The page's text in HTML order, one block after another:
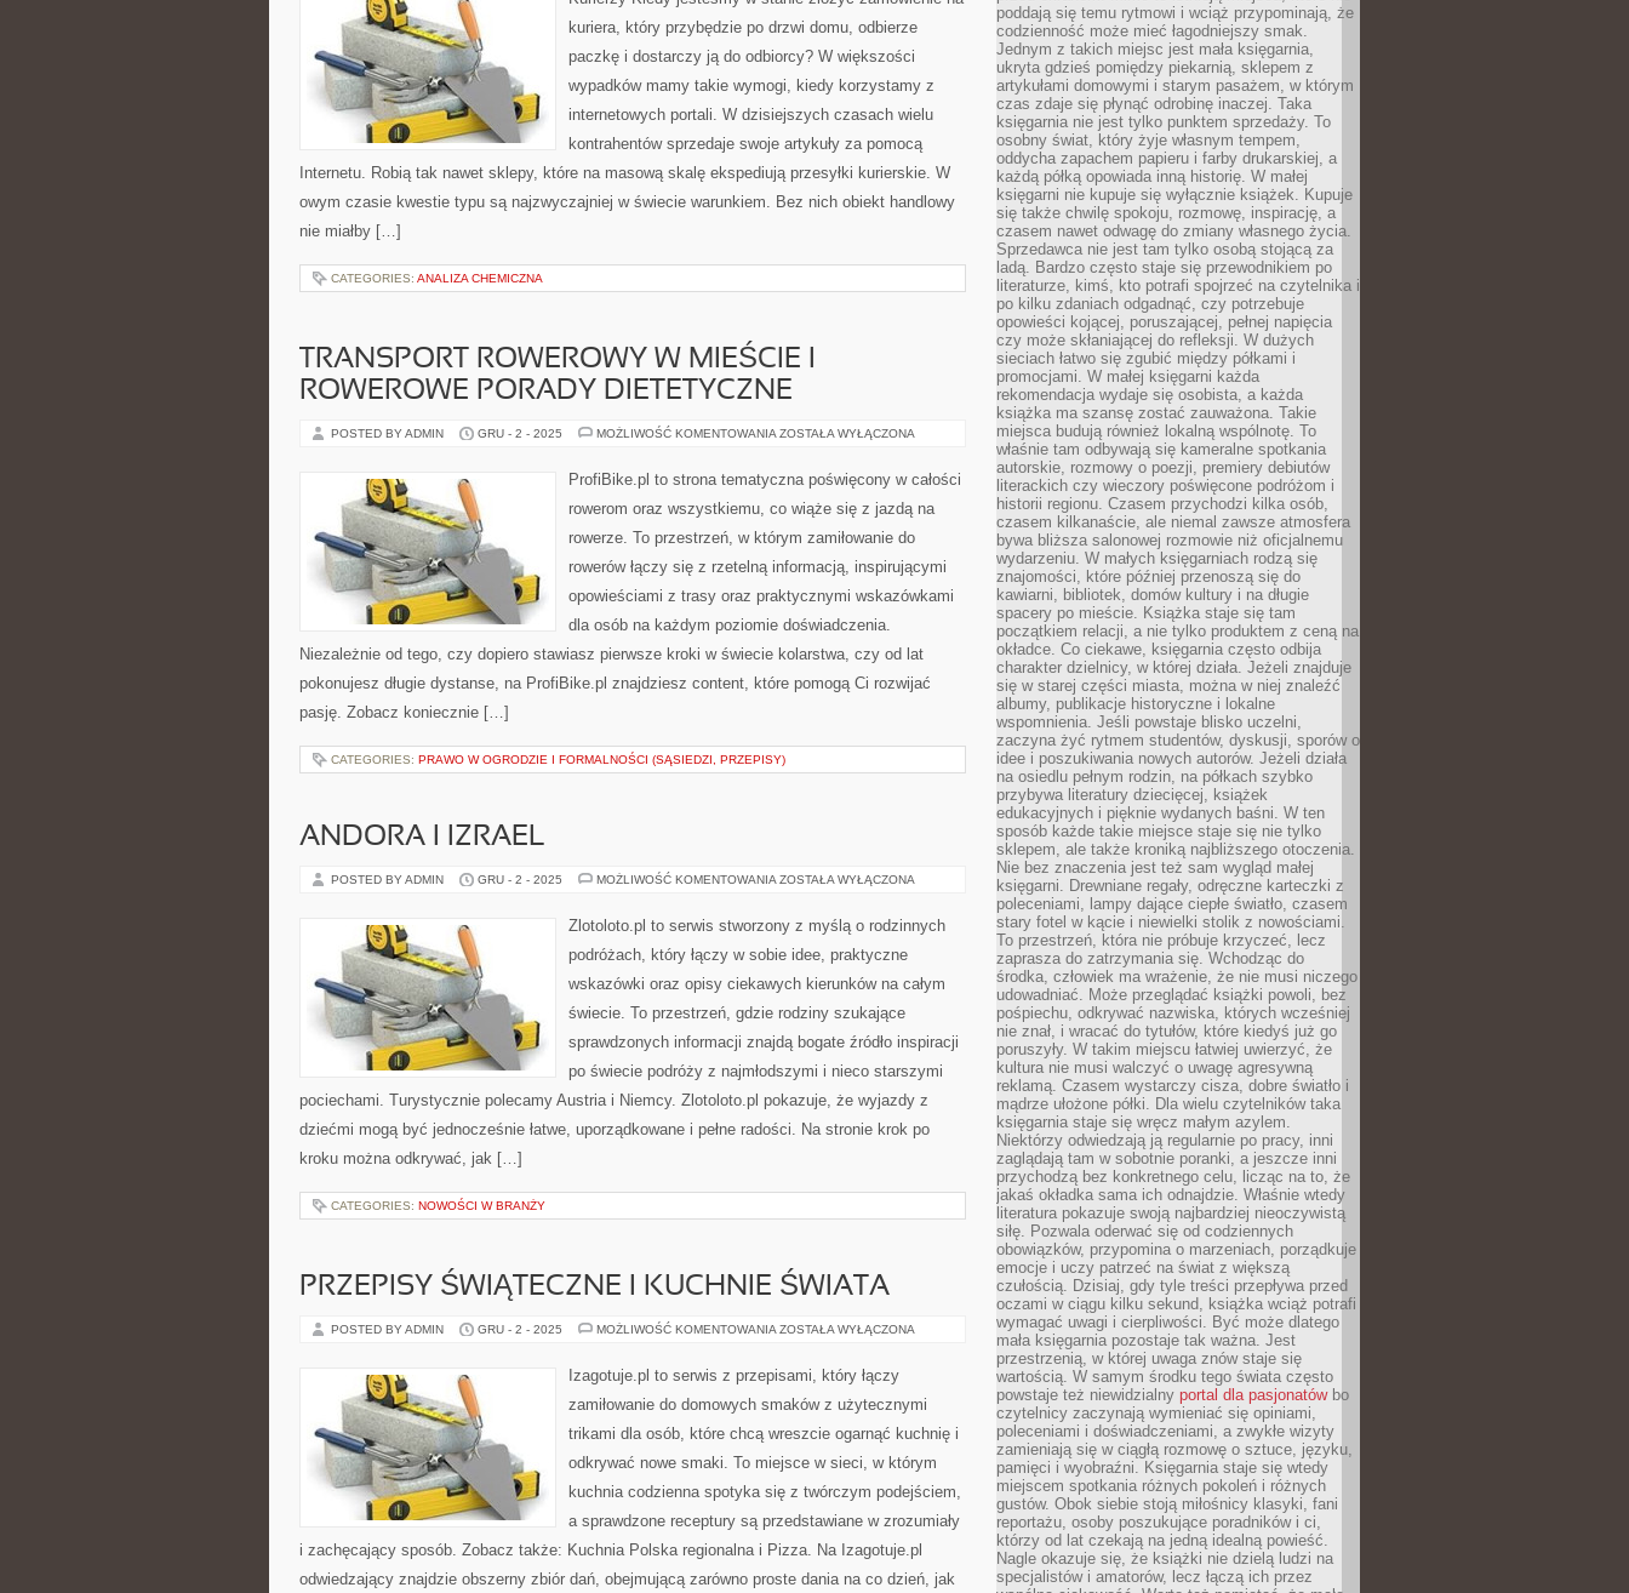
kuriera, który przybędzie po drzwi domu, odbierze
paczkę i dostarczy ją do odbiorcy? W większości
wypadków mamy takie wymogi, kiedy korzystamy z
internetowych portali. W dzisiejszych czasach wielu
kontrahentów sprzedaje swoje artykuły za pomocą
Internetu. Robią tak nawet sklepy, które na masową skalę ekspediują przesyłki kurierskie. W
owym czasie kwestie typu są najzwyczajniej w świecie warunkiem. Bez nich obiekt handlowy
nie miałby […]
CATEGORIES: ANALIZA CHEMICZNA
TRANSPORT ROWEROWY W MIEŚCIE I
ROWEROWE PORADY DIETETYCZNE
POSTED BY ADMIN GRU - 2 - 2025 MOŻLIWOŚĆ KOMENTOWANIA TRANSPORT
MIEŚCIE
I
PORADY
ZOSTAŁA WYŁĄCZONA
ProfiBike.pl to strona tematyczna poświęcony w całości
rowerom oraz wszystkiemu, co wiąże się z jazdą na
rowerze. To przestrzeń, w którym zamiłowanie do
rowerów łączy się z rzetelną informacją, inspirującymi
opowieściami z trasy oraz praktycznymi wskazówkami
dla osób na każdym poziomie doświadczenia.
Niezależnie od tego, czy dopiero stawiasz pierwsze kroki w świecie kolarstwa, czy od lat
pokonujesz długie dystanse, na ProfiBike.pl znajdziesz content, które pomogą Ci rozwijać
pasję. Zobacz koniecznie […]
CATEGORIES: PRAWO W OGRODZIE I FORMALNOŚCI (SĄSIEDZI, PRZEPISY)
ANDORA I IZRAEL
POSTED BY ADMIN GRU - 2 - 2025 MOŻLIWOŚĆ KOMENTOWANIA ANDORA
ZOSTAŁA WYŁĄCZONA
Zlotoloto.pl to serwis stworzony z myślą o rodzinnych
podróżach, który łączy w sobie idee, praktyczne
wskazówki oraz opisy ciekawych kierunków na całym
świecie. To przestrzeń, gdzie rodziny szukające
sprawdzonych informacji znajdą bogate źródło inspiracji
po świecie podróży z najmłodszymi i nieco starszymi
pociechami. Turystycznie polecamy Austria i Niemcy. Zlotoloto.pl pokazuje, że wyjazdy z
dziećmi mogą być jednocześnie łatwe, uporządkowane i pełne radości. Na stronie krok po
kroku można odkrywać, jak […]
CATEGORIES: NOWOŚCI W BRANŻY
PRZEPISY ŚWIĄTECZNE I KUCHNIE ŚWIATA
POSTED BY ADMIN GRU - 2 - 2025 MOŻLIWOŚĆ KOMENTOWANIA PRZEPISY
KUCHNIE
ŚWIATA
ZOSTAŁA WYŁĄCZONA
Izagotuje.pl to serwis z przepisami, który łączy
zamiłowanie do domowych smaków z użytecznymi
trikami dla osób, które chcą wreszcie ogarnąć kuchnię i
odkrywać nowe smaki. To miejsce w sieci, w którym
kuchnia codzienna spotyka się z twórczym podejściem,
a sprawdzone receptury są przedstawiane w zrozumiały
i zachęcający sposób. Zobacz także: Kuchnia Polska regionalna i Pizza. Na Izagotuje.pl
odwiedzający znajdzie obszerny zbiór dań, obejmującą zarówno proste dania na co dzień, jak
poddają się temu rytmowi i wciąż przypominają, że
codzienność może mieć łagodniejszy smak.
Jednym z takich miejsc jest mała księgarnia,
ukryta gdzieś pomiędzy piekarnią, sklepem z
artykułami domowymi i starym pasażem, w którym
czas zdaje się płynąć odrobinę inaczej. Taka
księgarnia nie jest tylko punktem sprzedaży. To
osobny świat, który żyje własnym tempem,
oddycha zapachem papieru i farby drukarskiej, a
każdą półką opowiada inną historię. W małej
księgarni nie kupuje się wyłącznie książek. Kupuje
się także chwilę spokoju, rozmowę, inspirację, a
czasem nawet odwagę do zmiany własnego życia.
Sprzedawca nie jest tam tylko osobą stojącą za
ladą. Bardzo często staje się przewodnikiem po
literaturze, kimś, kto potrafi spojrzeć na czytelnika i
po kilku zdaniach odgadnąć, czy potrzebuje
opowieści kojącej, poruszającej, pełnej napięcia
czy może skłaniającej do refleksji. W dużych
sieciach łatwo się zgubić między półkami i
promocjami. W małej księgarni każda
rekomendacja wydaje się osobista, a każda
książka ma szansę zostać zauważona. Takie
miejsca budują również lokalną wspólnotę. To
właśnie tam odbywają się kameralne spotkania
autorskie, rozmowy o poezji, premiery debiutów
literackich czy wieczory poświęcone podróżom i
historii regionu. Czasem przychodzi kilka osób,
czasem kilkanaście, ale niemal zawsze atmosfera
bywa bliższa salonowej rozmowie niż oficjalnemu
wydarzeniu. W małych księgarniach rodzą się
znajomości, które później przenoszą się do
kawiarni, bibliotek, domów kultury i na długie
spacery po mieście. Książka staje się tam
początkiem relacji, a nie tylko produktem z ceną na
okładce. Co ciekawe, księgarnia często odbija
charakter dzielnicy, w której działa. Jeżeli znajduje
się w starej części miasta, można w niej znaleźć
albumy, publikacje historyczne i lokalne
wspomnienia. Jeśli powstaje blisko uczelni,
zaczyna żyć rytmem studentów, dyskusji, sporów o
idee i poszukiwania nowych autorów. Jeżeli działa
na osiedlu pełnym rodzin, na półkach szybko
przybywa literatury dziecięcej, książek
edukacyjnych i pięknie wydanych baśni. W ten
sposób każde takie miejsce staje się nie tylko
sklepem, ale także kroniką najbliższego otoczenia.
Nie bez znaczenia jest też sam wygląd małej
księgarni. Drewniane regały, odręczne karteczki z
poleceniami, lampy dające ciepłe światło, czasem
stary fotel w kącie i niewielki stolik z nowościami.
To przestrzeń, która nie próbuje krzyczeć, lecz
zaprasza do zatrzymania się. Wchodząc do
środka, człowiek ma wrażenie, że nie musi niczego
udowadniać. Może przeglądać książki powoli, bez
pośpiechu, odkrywać nazwiska, których wcześniej
nie znał, i wracać do tytułów, które kiedyś już go
poruszyły. W takim miejscu łatwiej uwierzyć, że
kultura nie musi walczyć o uwagę agresywną
reklamą. Czasem wystarczy cisza, dobre światło i
mądrze ułożone półki. Dla wielu czytelników taka
księgarnia staje się wręcz małym azylem.
Niektórzy odwiedzają ją regularnie po pracy, inni
zaglądają tam w sobotnie poranki, a jeszcze inni
przychodzą bez konkretnego celu, licząc na to, że
jakaś okładka sama ich odnajdzie. Właśnie wtedy
literatura pokazuje swoją najbardziej nieoczywistą
siłę. Pozwala oderwać się od codziennych
obowiązków, przypomina o marzeniach, porządkuje
emocje i uczy patrzeć na świat z większą
czułością. Dzisiaj, gdy tyle treści przepływa przed
oczami w ciągu kilku sekund, książka wciąż potrafi
wymagać uwagi i cierpliwości. Być może dlatego
mała księgarnia pozostaje tak ważna. Jest
przestrzenią, w której uwaga znów staje się
wartością. W samym środku tego świata często
powstaje też niewidzialny portal dla pasjonatówbo
czytelnicy zaczynają wymieniać się opiniami,
poleceniami i doświadczeniami, a zwykłe wizyty
zamieniają się w ciągłą rozmowę o sztuce, języku,
pamięci i wyobraźni. Księgarnia staje się wtedy
miejscem spotkania różnych pokoleń i różnych
gustów. Obok siebie stoją miłośnicy klasyki, fani
reportażu, osoby poszukujące poradników i ci,
którzy od lat czekają na jedną idealną powieść.
Nagle okazuje się, że książki nie dzielą ludzi na
specjalistów i amatorów, lecz łączą ich przez